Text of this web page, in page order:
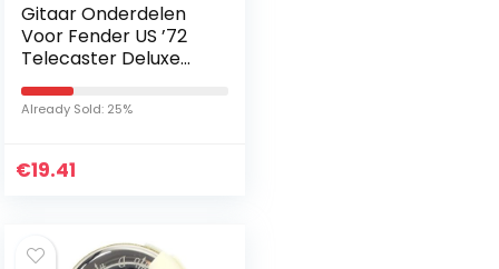
Gitaar Onderdelen
Voor Fender US ’72
Telecaster Deluxe
Heruitgave PAF
Gitaar Pickguard 4
Ply Bruin schildpad
Already Sold: 25%
€19.41